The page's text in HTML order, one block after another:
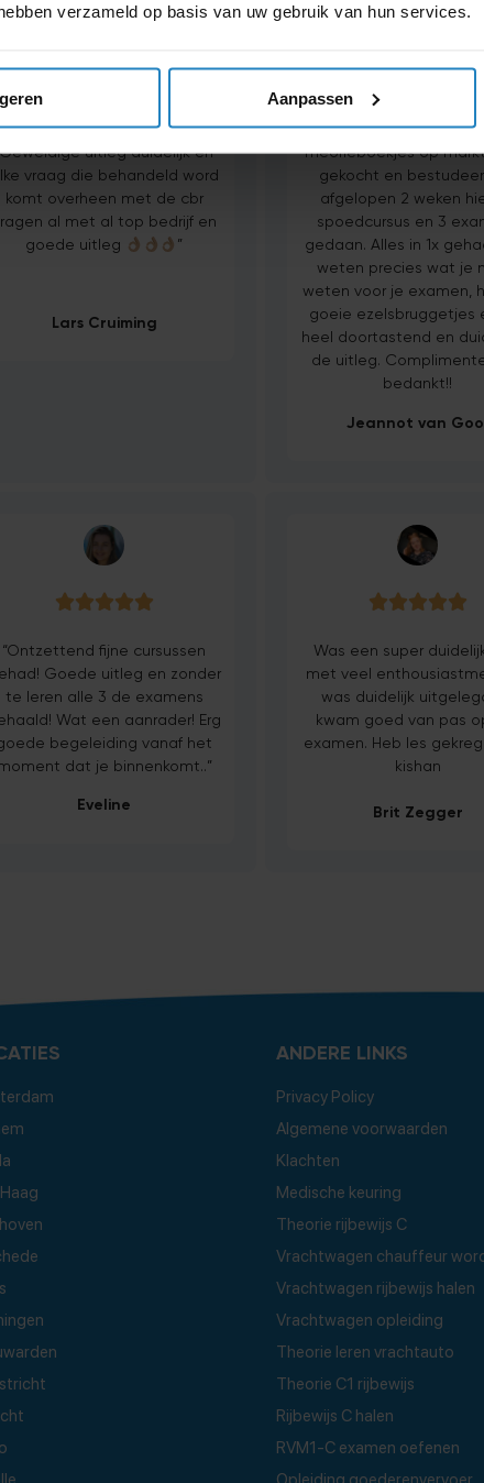
verzameld op basis van uw gebruik van hun services.
Aanpassen
uitleg duidelijk en
vraag die behandeld word
komt overheen met de cbr
al met al top bedrijf en
goede uitleg
”
Lars Cruiming

Theorieboekjes op
gekocht en
afgelopen 2 weken
spoedcursus en 3
gedaan. Alles in 1x
weten precies wat je
weten voor je examen,
goeie ezelsbruggetjes
heel doortastend en
de uitleg.
bedankt!!
Jeannot van

“Ontzettend fijne cursussen
Goede uitleg en zonder
te leren alle 3 de examens
Wat een aanrader! Erg
begeleiding vanaf het
dat je binnenkomt..”
Eveline

Was een super
met veel
was duidelijk
kwam goed van pas
examen. Heb les
kishan
Brit Zegger
ANDERE LINKS
Privacy Policy
Algemene voorwaarden
Klachten
Medische keuring
Theorie rijbewijs C
Vrachtwagen chauffeur
Vrachtwagen rijbewijs halen
Vrachtwagen opleiding
Theorie leren vrachtauto
Theorie C1 rijbewijs
Rijbewijs C halen
RVM1-C examen oefenen